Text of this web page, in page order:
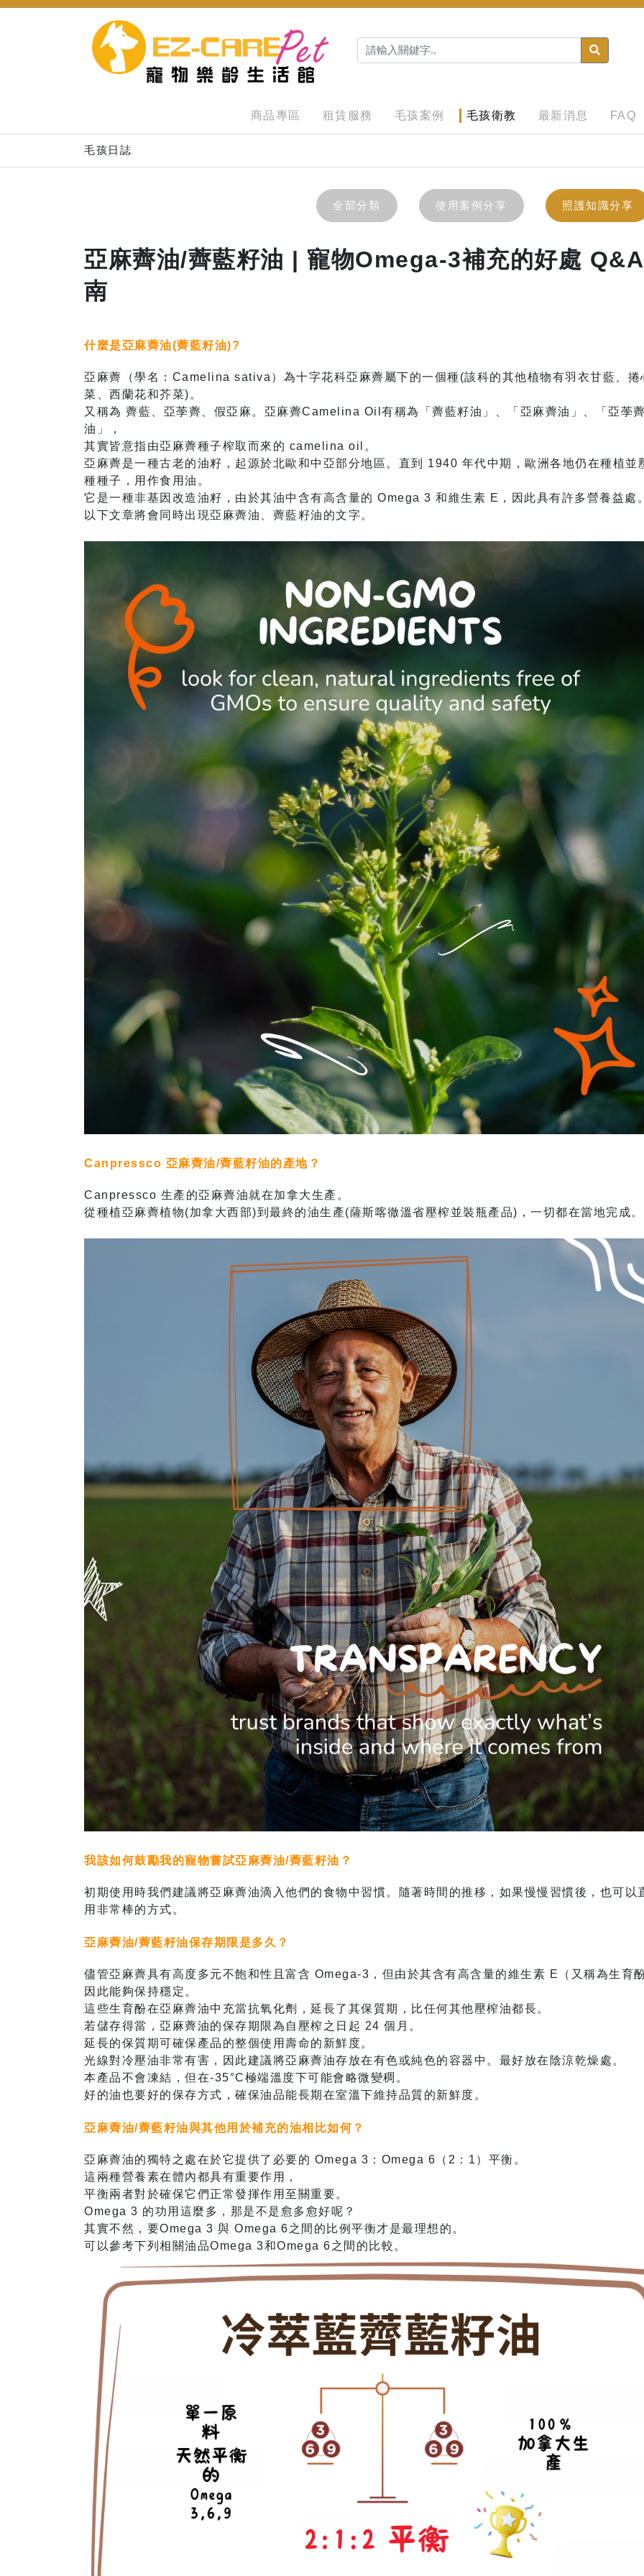
商品專區 租賃服務 毛孩案例 毛孩衛教 最新消息 FAQ
毛孩日誌
全部分類 使用案例分享 照護知識分享
亞麻薺油/薺藍籽油 | 寵物Omega-3補充的好處
南
什麼是亞麻薺油(薺藍籽油)?
亞麻薺（學名：Camelina sativa）為十字花科亞麻薺屬下的一個種(該科的其他植物有羽衣甘藍、捲
菜、西蘭花和芥菜)。
又稱為 薺藍、亞荸薺、假亞麻。亞麻薺Camelina Oil有稱為「薺藍籽油」、「亞麻薺油」、「亞荸
油」，
其實皆意指由亞麻薺種子榨取而來的 camelina oil。
亞麻薺是一種古老的油籽，起源於北歐和中亞部分地區。直到 1940 年代中期，歐洲各地仍在種植並
種種子，用作食用油。
它是一種非基因改造油籽，由於其油中含有高含量的 Omega 3 和維生素 E，因此具有許多營養益處
以下文章將會同時出現亞麻薺油、薺藍籽油的文字。
Canpressco 亞麻薺油/薺藍籽油的產地？
Canpressco 生產的亞麻薺油就在加拿大生產。
從種植亞麻薺植物(加拿大西部)到最終的油生產(薩斯喀徹溫省壓榨並裝瓶產品)，一切都在當地完成。
我該如何鼓勵我的寵物嘗試亞麻薺油/薺藍籽油？
初期使用時我們建議將亞麻薺油滴入他們的食物中習慣。隨著時間的推移，如果慢慢習慣後，也可以
用非常棒的方式。
亞麻薺油/薺藍籽油保存期限是多久？
儘管亞麻薺具有高度多元不飽和性且富含 Omega-3，但由於其含有高含量的維生素 E（又稱為生育
因此能夠保持穩定。
這些生育酚在亞麻薺油中充當抗氧化劑，延長了其保質期，比任何其他壓榨油都長。
若儲存得當，亞麻薺油的保存期限為自壓榨之日起 24 個月。
延長的保質期可確保產品的整個使用壽命的新鮮度。
光線對冷壓油非常有害，因此建議將亞麻薺油存放在有色或純色的容器中。最好放在陰涼乾燥處。
本產品不會凍結，但在-35°C極端溫度下可能會略微變稠。
好的油也要好的保存方式，確保油品能長期在室溫下維持品質的新鮮度。
亞麻薺油/薺藍籽油與其他用於補充的油相比如何？
亞麻薺油的獨特之處在於它提供了必要的 Omega 3：Omega 6（2：1）平衡。
這兩種營養素在體內都具有重要作用，
平衡兩者對於確保它們正常發揮作用至關重要。
Omega 3 的功用這麼多，那是不是愈多愈好呢？
其實不然，要Omega 3 與 Omega 6之間的比例平衡才是最理想的。
可以參考下列相關油品Omega 3和Omega 6之間的比較。